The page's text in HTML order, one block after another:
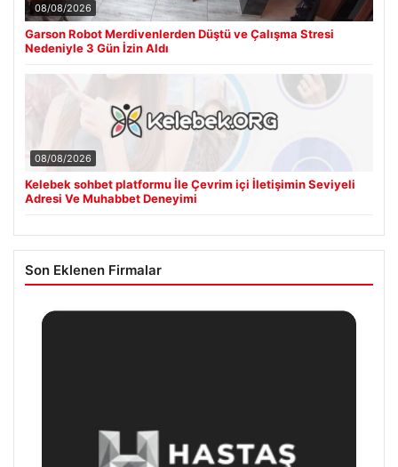
08/08/2026
Garson Robot Merdivenlerden Düştü ve Çalışma Stresi
Nedeniyle 3 Gün İzin Aldı
08/08/2026
Kelebek sohbet platformu İle Çevrim içi İletişimin Seviyeli
Adresi Ve Muhabbet Deneyimi
Son Eklenen Firmalar